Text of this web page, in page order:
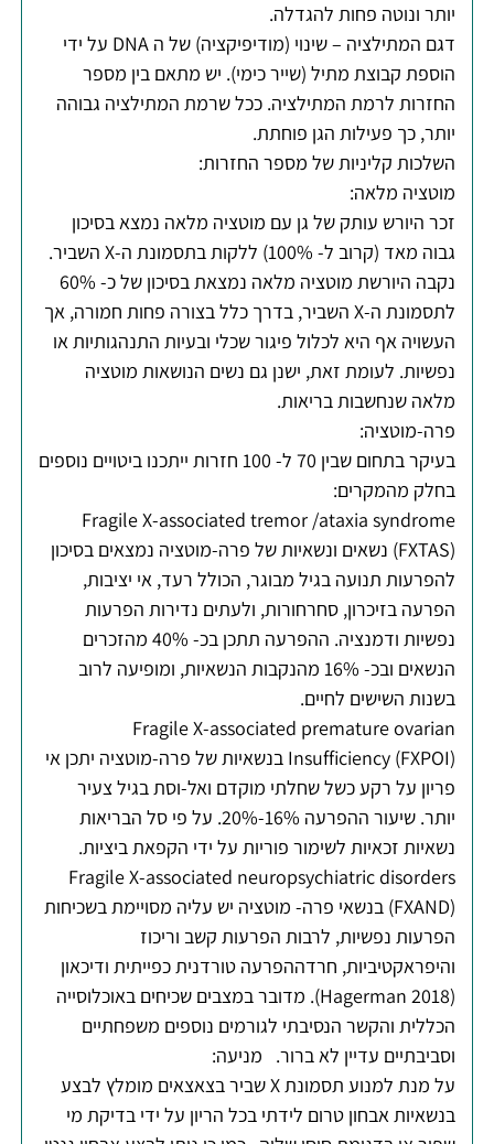
יותר ונוטה פחות להגדלה.
דגם המתילציה – שינוי (מודיפיקציה) של ה DNA על ידי
הוספת קבוצת מתיל (שייר כימי). יש מתאם בין מספר
החזרות לרמת המתילציה. ככל שרמת המתילציה גבוהה
יותר, כך פעילות הגן פוחתת.
השלכות קליניות של מספר החזרות:
מוטציה מלאה:
זכר היורש עותק של גן עם מוטציה מלאה נמצא בסיכון
גבוה מאד (קרוב ל- 100%) ללקות בתסמונת ה-X השביר.
נקבה היורשת מוטציה מלאה נמצאת בסיכון של כ- 60%
לתסמונת ה-X השביר, בדרך כלל בצורה פחות חמורה, אך
העשויה אף היא לכלול פיגור שכלי ובעיות התנהגותיות או
נפשיות. לעומת זאת, ישנן גם נשים הנושאות מוטציה
מלאה שנחשבות בריאות.
פרה-מוטציה:
בעיקר בתחום שבין 70 ל- 100 חזרות ייתכנו ביטויים נוספים
בחלק מהמקרים:
Fragile X-associated tremor /ataxia syndrome
(FXTAS) נשאים ונשאיות של פרה-מוטציה נמצאים בסיכון
להפרעות תנועה בגיל מבוגר, הכולל רעד, אי יציבות,
הפרעה בזיכרון, סחרחורות, ולעתים נדירות הפרעות
נפשיות ודמנציה. ההפרעה תתכן בכ- 40% מהזכרים
הנשאים ובכ- 16% מהנקבות הנשאיות, ומופיעה לרוב
בשנות השישים לחיים.
Fragile X-associated premature ovarian
Insufficiency (FXPOI) בנשאיות של פרה-מוטציה יתכן אי
פריון על רקע כשל שחלתי מוקדם ואל-וסת בגיל צעיר
יותר. שיעור ההפרעה 16%-20%. על פי סל הבריאות
נשאיות זכאיות לשימור פוריות על ידי הקפאת ביציות.
Fragile X-associated neuropsychiatric disorders
(FXAND) בנשאי פרה- מוטציה יש עליה מסויימת בשכיחות
הפרעות נפשיות, לרבות הפרעות קשב וריכוז
והיפראקטיביות, חרדההפרעה טורדנית כפייתית ודיכאון
(Hagerman 2018). מדובר במצבים שכיחים באוכלוסייה
הכללית והקשר הנסיבתי לגורמים נוספים משפחתיים
וסביבתיים עדיין לא ברור. מניעה:
על מנת למנוע תסמונת X שביר בצאצאים מומלץ לבצע
בנשאיות אבחון טרום לידתי בכל הריון על ידי בדיקת מי